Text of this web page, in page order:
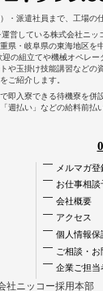
・派遣社員まで、工場の
営している株式会社ニッ
県・岐阜県の東海地区を
の組立てや機械オペレ
や玉掛け技能講習などの
ご紹介します。
即入寮できる待機寮を併
週払い」などの給料前払
メルマガ登
お仕事相談
会社概要
アクセス
個人情報保
ご相談・お
企業ご担当
社ニッコー採用本部